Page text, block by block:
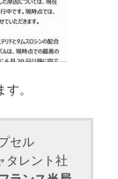
。
セル
タレント社